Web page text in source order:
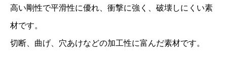
1
0
高い剛性で平滑性に優れ、衝撃に強く、破壊しにくい素
材です。
切断、曲げ、穴あけなどの加工性に富んだ素材です。